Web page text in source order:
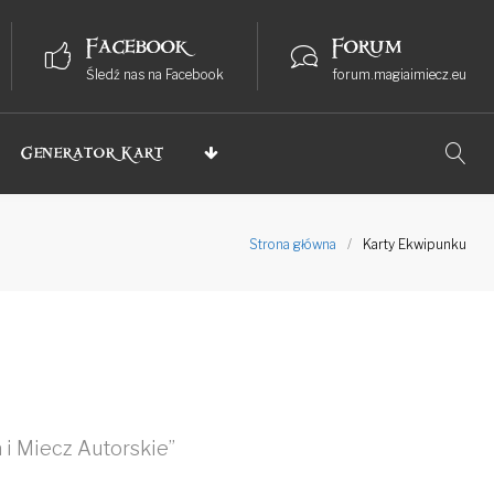
Facebook
Śledź nas na Facebook
Forum
forum.magiaimiecz.eu
Generator Kart
Strona główna / Karty Ekwipunku
i Miecz Autorskie”